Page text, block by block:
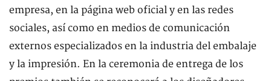
empresa, en la página web oficial y en las redes
sociales, así como en medios de comunicación
externos especializados en la industria del embalaje
y la impresión. En la ceremonia de entrega de los